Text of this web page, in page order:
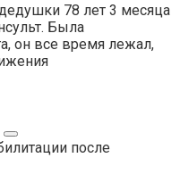
78 лет 3 месяца
Была
он все время лежал,
после